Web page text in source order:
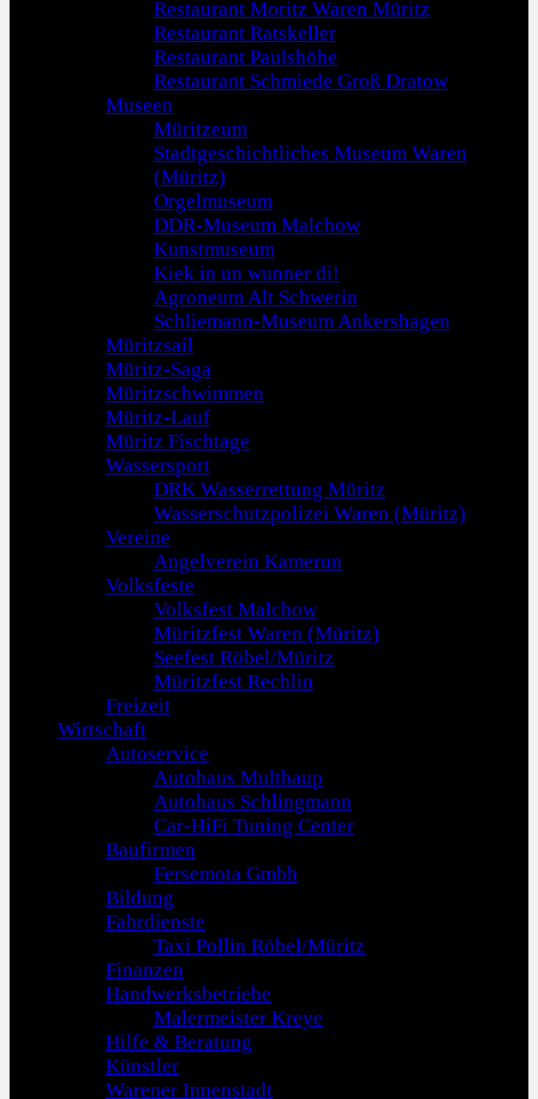
Restaurant Moritz Waren Müritz
Restaurant Ratskeller
Restaurant Paulshöhe
Restaurant Schmiede Groß Dratow
Museen
Müritzeum
Stadtgeschichtliches Museum Waren
(Müritz)
Orgelmuseum
DDR-Museum Malchow
Kunstmuseum
Kiek in un wunner di!
Agroneum Alt Schwerin
Schliemann-Museum Ankershagen
Müritzsail
Müritz-Saga
Müritzschwimmen
Müritz-Lauf
Müritz Fischtage
Wassersport
DRK Wasserrettung Müritz
Wasserschutzpolizei Waren (Müritz)
Vereine
Angelverein Kamerun
Volksfeste
Volksfest Malchow
Müritzfest Waren (Müritz)
Seefest Röbel/Müritz
Müritzfest Rechlin
Freizeit
Wirtschaft
Autoservice
Autohaus Multhaup
Autohaus Schlingmann
Car-HiFi Tuning Center
Baufirmen
Fersemota Gmbh
Bildung
Fahrdienste
Taxi Pollin Röbel/Müritz
Finanzen
Handwerksbetriebe
Malermeister Kreye
Hilfe & Beratung
Künstler
Warener Innenstadt